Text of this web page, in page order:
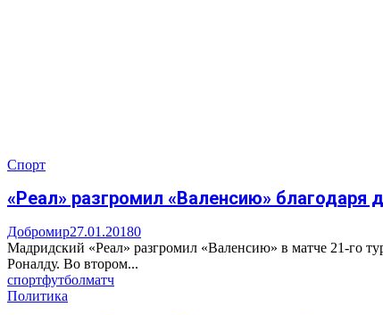
Спорт
«Реал» разгромил «Валенсию» благодаря
Добромир27.01.20180
Мадридский «Реал» разгромил «Валенсию» в матче 21-го
Роналду. Во втором...
спортфутболматч
Политика